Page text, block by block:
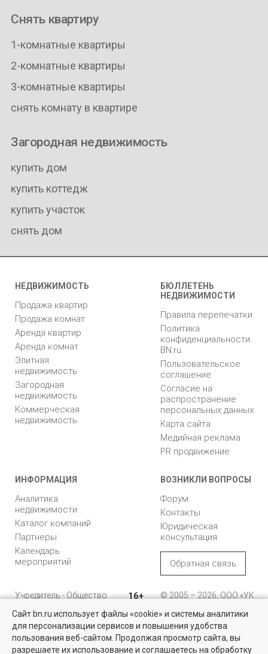
Квартиры на вторичном рынке
Более 10 тысяч квартир в Санкт-Петербурге и области от
Снять квартиру
1-комнатные квартиры
2-комнатные квартиры
3-комнатные квартиры
снять комнату в квартире
Загородная недвижимость
купить дом
купить коттедж
купить участок
снять дом
НЕДВИЖИМОСТЬ
Продажа квартир
Продажа комнат
Аренда квартир
Аренда комнат
Элитная
недвижимость
Загородная
недвижимость
Коммерческая
недвижимость
БЮЛЛЕТЕНЬ
НЕДВИЖИМОСТИ
Правила перепечатки
Политика
конфиденциальности
BN.ru
Пользовательское
соглашение
Согласие на
распространение
персональных данных
Карта сайта
Медийная реклама
PR продвижение
ИНФОРМАЦИЯ
Аналитика
недвижимости
Каталог компаний
Партнеры
Календарь
мероприятий
ВОЗНИКЛИ ВОПРОСЫ
Форум
Контакты
Юридическая
консультация
Обратная связь
Учредитель - Общество
ответственностью
"Управляющая
компания "Бюллетень
недвижимости"
16+
© 2005 – 2026, ООО «УК
196105, Санкт-
Петербург, пр. Юрия
Гагарина, 1
Сайт bn.ru использует файлы «cookie» и системы аналитики
для персонализации сервисов и повышения удобства
пользования веб-сайтом. Продолжая просмотр сайта, вы
разрешаете их использование и соглашаетесь на обработку